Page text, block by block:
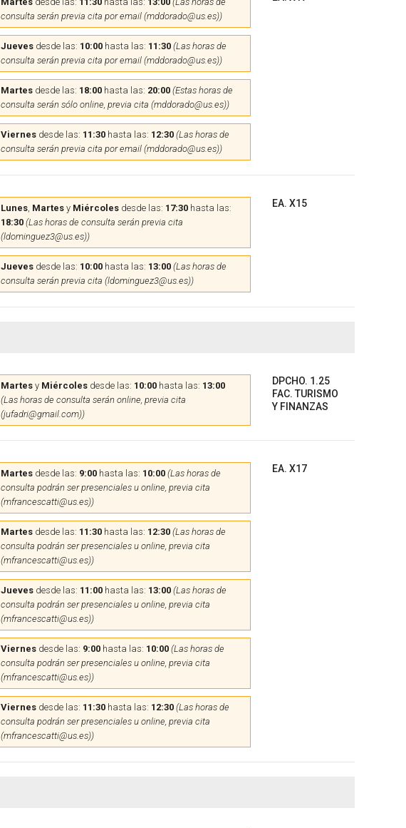
consulta serán previa cita por email (mddorado@us.es))
Juevesdesde las: 10:00hasta las: 11:30 (Las horas de
consulta serán previa cita por email (mddorado@us.es))
Martesdesde las: 18:00hasta las: 20:00 (Estas horas de
consulta serán sólo online, previa cita (mddorado@us.es))
Viernesdesde las: 11:30hasta las: 12:30 (Las horas de
consulta serán previa cita por email (mddorado@us.es))
Lunes, Martesy Miércolesdesde las: 17:30hasta las:
18:30 (Las horas de consulta serán previa cita
(ldominguez3@us.es))
Juevesdesde las: 10:00hasta las: 13:00 (Las horas de
consulta serán previa cita (ldominguez3@us.es))
EA. X15
Martesy Miércolesdesde las: 10:00hasta las: 13:00
(Las horas de consulta serán online, previa cita
(jufadri@gmail.com))
DPCHO. 1.25
FAC. TURISMO
Y FINANZAS
Martesdesde las: 9:00hasta las: 10:00 (Las horas de
consulta podrán ser presenciales u online, previa cita
(mfrancescatti@us.es))
Martesdesde las: 11:30hasta las: 12:30 (Las horas de
consulta podrán ser presenciales u online, previa cita
(mfrancescatti@us.es))
Juevesdesde las: 11:00hasta las: 13:00 (Las horas de
consulta podrán ser presenciales u online, previa cita
(mfrancescatti@us.es))
Viernesdesde las: 9:00hasta las: 10:00 (Las horas de
consulta podrán ser presenciales u online, previa cita
(mfrancescatti@us.es))
Viernesdesde las: 11:30hasta las: 12:30 (Las horas de
consulta podrán ser presenciales u online, previa cita
(mfrancescatti@us.es))
EA. X17